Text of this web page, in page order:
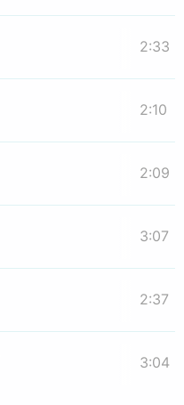
2:33
2:10
2:09
3:07
2:37
3:04